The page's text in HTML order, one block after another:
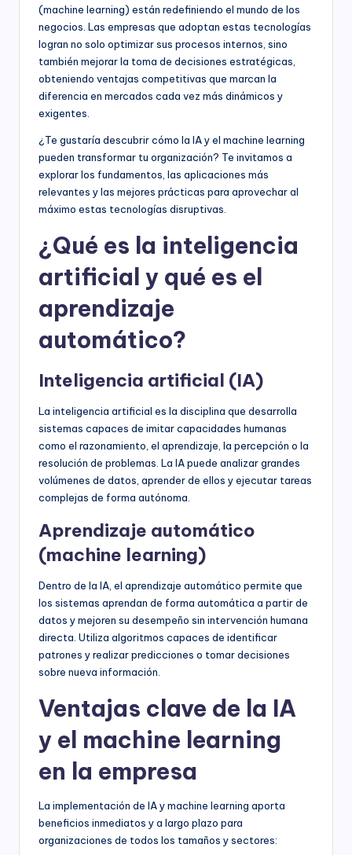
(machine learning) están redefiniendo el mundo de los
negocios. Las empresas que adoptan estas tecnologías
logran no solo optimizar sus procesos internos, sino
también mejorar la toma de decisiones estratégicas,
obteniendo ventajas competitivas que marcan la
diferencia en mercados cada vez más dinámicos y
exigentes.
¿Te gustaría descubrir cómo la IA y el machine learning
pueden transformar tu organización? Te invitamos a
explorar los fundamentos, las aplicaciones más
relevantes y las mejores prácticas para aprovechar al
máximo estas tecnologías disruptivas.
¿Qué es la inteligencia
artificial y qué es el
aprendizaje
automático?
Inteligencia artificial (IA)
La inteligencia artificial es la disciplina que desarrolla
sistemas capaces de imitar capacidades humanas
como el razonamiento, el aprendizaje, la percepción o la
resolución de problemas. La IA puede analizar grandes
volúmenes de datos, aprender de ellos y ejecutar tareas
complejas de forma autónoma.
Aprendizaje automático
(machine learning)
Dentro de la IA, el aprendizaje automático permite que
los sistemas aprendan de forma automática a partir de
datos y mejoren su desempeño sin intervención humana
directa. Utiliza algoritmos capaces de identificar
patrones y realizar predicciones o tomar decisiones
sobre nueva información.
Ventajas clave de la IA
y el machine learning
en la empresa
La implementación de IA y machine learning aporta
beneficios inmediatos y a largo plazo para
organizaciones de todos los tamaños y sectores: